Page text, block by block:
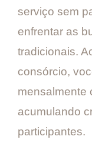
serviço sem
enfrentar as
tradicionais.
consórcio,
mensalmente
acumulando
participantes.